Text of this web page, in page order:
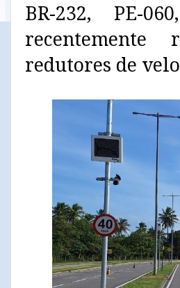
BR-232, PE-
recentemente
redutores de